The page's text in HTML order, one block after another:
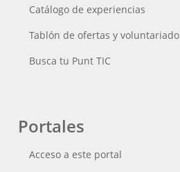
Catálogo de experiencias
Tablón de ofertas y voluntariado
Busca tu Punt TIC
Portales
Acceso a este portal